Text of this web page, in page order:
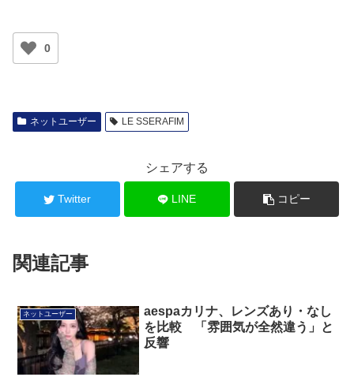
0
ネットユーザー LE SSERAFIM
シェアする
Twitter LINE コピー
関連記事
ネットユーザー
aespaカリナ、レンズあり・なし
を比較 「雰囲気が全然違う」と
反響